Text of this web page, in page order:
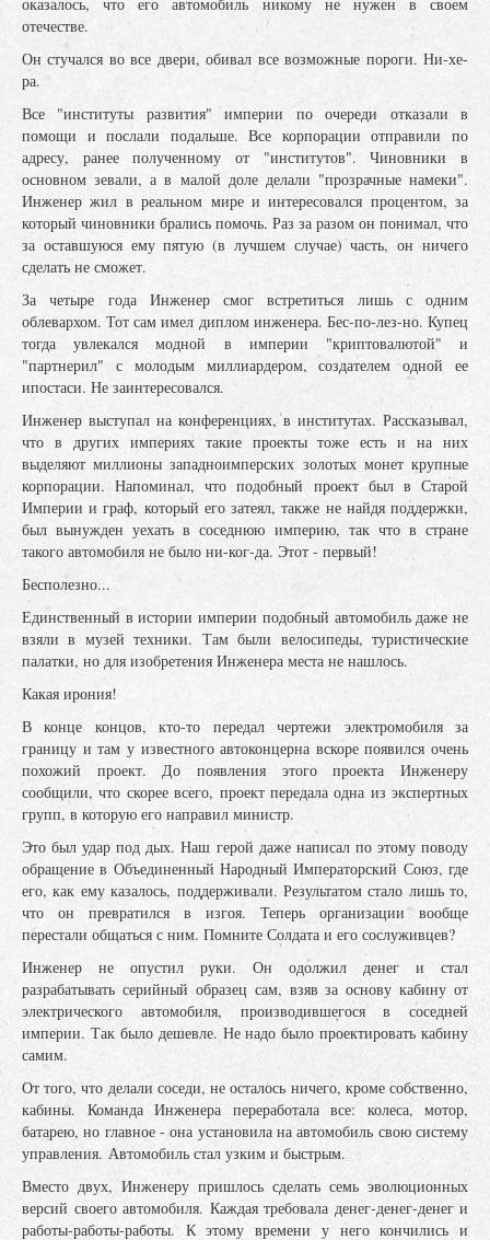
отечестве.
Он стучался во все двери, обивал все возможные пороги. Ни-хе-
ра.
Все "институты развития" империи по очереди отказали в
помощи и послали подальше. Все корпорации отправили по
адресу, ранее полученному от "институтов". Чиновники в
основном зевали, а в малой доле делали "прозрачные намеки".
Инженер жил в реальном мире и интересовался процентом, за
который чиновники брались помочь. Раз за разом он понимал, что
за оставшуюся ему пятую (в лучшем случае) часть, он ничего
сделать не сможет.
За четыре года Инженер смог встретиться лишь с одним
облевархом. Тот сам имел диплом инженера. Бес-по-лез-но. Купец
тогда увлекался модной в империи "криптовалютой" и
"партнерил" с молодым миллиардером, создателем одной ее
ипостаси. Не заинтересовался.
Инженер выступал на конференциях, в институтах. Рассказывал,
что в других империях такие проекты тоже есть и на них
выделяют миллионы западноимперских золотых монет крупные
корпорации. Напоминал, что подобный проект был в Старой
Империи и граф, который его затеял, также не найдя поддержки,
был вынужден уехать в соседнюю империю, так что в стране
такого автомобиля не было ни-ког-да. Этот - первый!
Бесполезно...
Единственный в истории империи подобный автомобиль даже не
взяли в музей техники. Там были велосипеды, туристические
палатки, но для изобретения Инженера места не нашлось.
Какая ирония!
В конце концов, кто-то передал чертежи электромобиля за
границу и там у известного автоконцерна вскоре появился очень
похожий проект. До появления этого проекта Инженеру
сообщили, что скорее всего, проект передала одна из экспертных
групп, в которую его направил министр.
Это был удар под дых. Наш герой даже написал по этому поводу
обращение в Объединенный Народный Императорский Союз, где
его, как ему казалось, поддерживали. Результатом стало лишь то,
что он превратился в изгоя. Теперь организации вообще
перестали общаться с ним. Помните Солдата и его сослуживцев?
Инженер не опустил руки. Он одолжил денег и стал
разрабатывать серийный образец сам, взяв за основу кабину от
электрического автомобиля, производившегося в соседней
империи. Так было дешевле. Не надо было проектировать кабину
самим.
От того, что делали соседи, не осталось ничего, кроме собственно,
кабины. Команда Инженера переработала все: колеса, мотор,
батарею, но главное - она установила на автомобиль свою систему
управления. Автомобиль стал узким и быстрым.
Вместо двух, Инженеру пришлось сделать семь эволюционных
версий своего автомобиля. Каждая требовала денег-денег-денег и
работы-работы-работы. К этому времени у него кончились и